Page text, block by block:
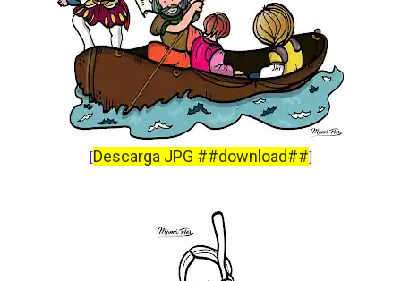
[Descarga JPG ##download##]